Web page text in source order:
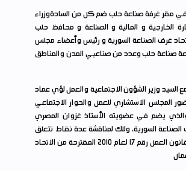
مقر غرفة صناعة حلب ضم كل من السادةوزراء
الخارجية و المالية و الصناعة و محافظ حلب
غرف الصناعة السورية و رئيس وأعضاء مجلس
صناعة حلب وعدد من صناعيي المدن والمناطق
السيد وزير الشؤون الاجتماعية والعمل لؤي عماد
المجلس الاستشاري للعمل والحوار الاجتماعي
والذي يضم في عضويته الأستاذ غزوان المصري
السورية، وللك لمناقشة عدة نقاط تتعلق
بمسودة تعديل قانون العمل رقم ١٧ لعام ٢٠١٠ المقترحة من الاتحاد